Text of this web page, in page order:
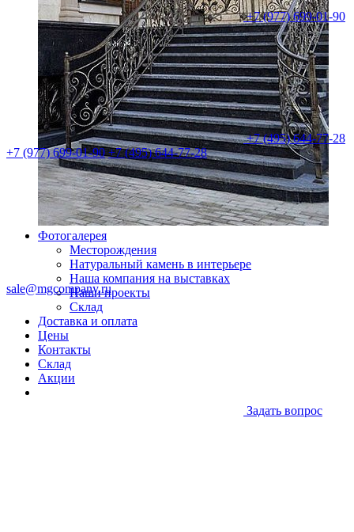
Фотогалерея
Месторождения
Натуральный камень в интерьере
Наша компания на выставках
Наши проекты
Склад
Доставка и оплата
Цены
Контакты
Склад
Акции
+7 (977) 699-01-90
+7 (495) 644-77-28
+7 (977) 699-01-90 +7 (495) 644-77-28
sale@mgcompany.ru
Задать вопрос